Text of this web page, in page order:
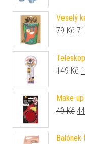
Veselý
79Kč 71
149Kč
Make-
49Kč 44